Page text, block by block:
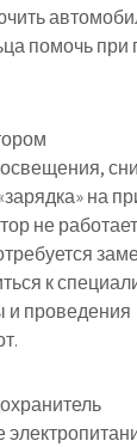
помочь
на
не
к
и проведения